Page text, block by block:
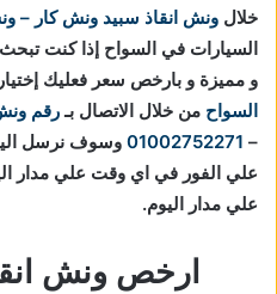
خلال ونش انقاذ سبيد ونش كار –
السيارات في السواح إذا كنت
و مميزة و بارخص سعر فعليك
السواح من خلال الاتصال بـرقم
–
01002752271 وسوف نرسل
علي مدار اليوم.
ارخص ونش